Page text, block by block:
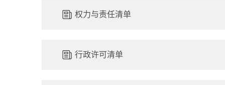
权力与责任清单
行政许可清单